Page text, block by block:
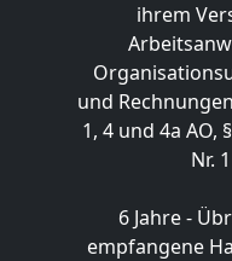
ihrem
und
1, 4 und 4a AO,
Nr.
6 Jahre -
empfangene